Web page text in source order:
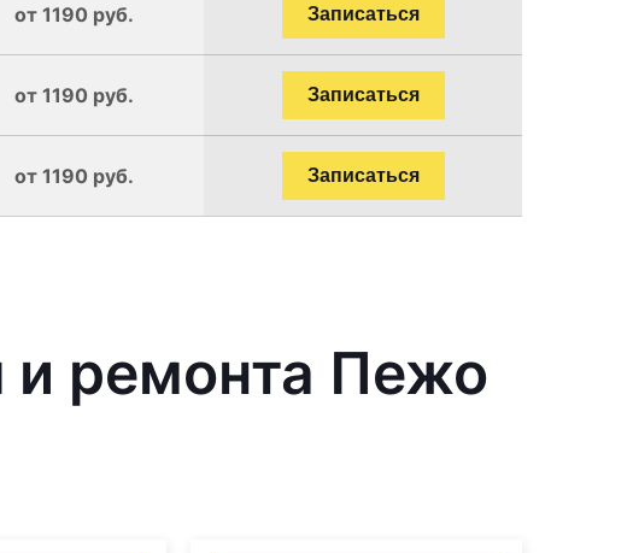
от 1190 руб. Записаться
от 1190 руб. Записаться
от 1190 руб. Записаться
ремонта Пежо